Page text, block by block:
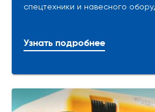
спецтехники и навесного
Узнать подробнее